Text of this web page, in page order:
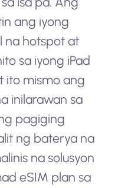
ang iyong
na hotspot at
sa iyong iPad
ito mismo ang
inilarawan sa
pagiging
ng baterya na
na solusyon
eSIM plan sa